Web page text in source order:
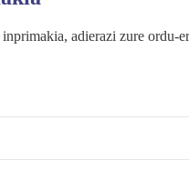
adierazi zure ordu-